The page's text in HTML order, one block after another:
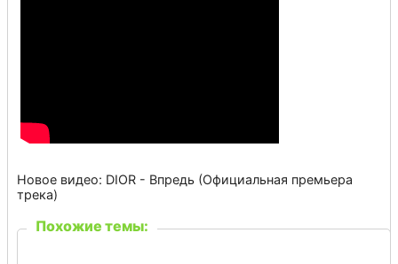
Новое видео: DIOR - Впредь (Официальная премьера
трека)
Похожие темы: